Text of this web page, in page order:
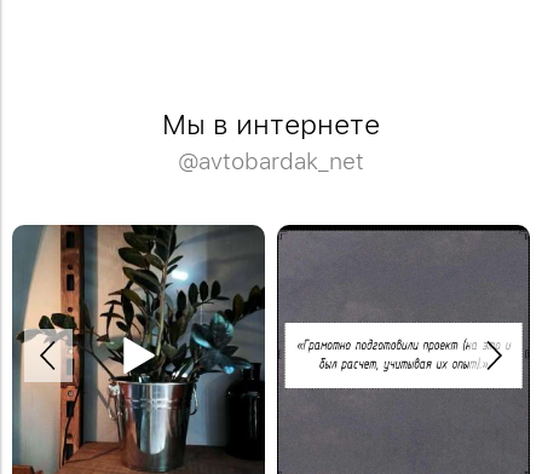
Мы в интернете
@avtobardak_net
Деревянная модульная полка в
систему стеллажей Woody.
#деревяннаямебель
Спасибо Дмитрию за отзыв!